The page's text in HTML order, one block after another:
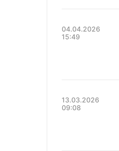
04.04.2026
15:49
13.03.2026
09:08